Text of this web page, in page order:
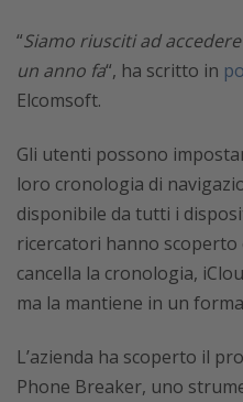
“Siamo riusciti ad
un anno fa“, ha scritto in
Elcomsoft.
Gli utenti possono
loro cronologia di
disponibile da tutti i
ricercatori hanno
cancella la cronologia,
ma la mantiene in un
L’azienda ha scoperto il
Phone Breaker, uno